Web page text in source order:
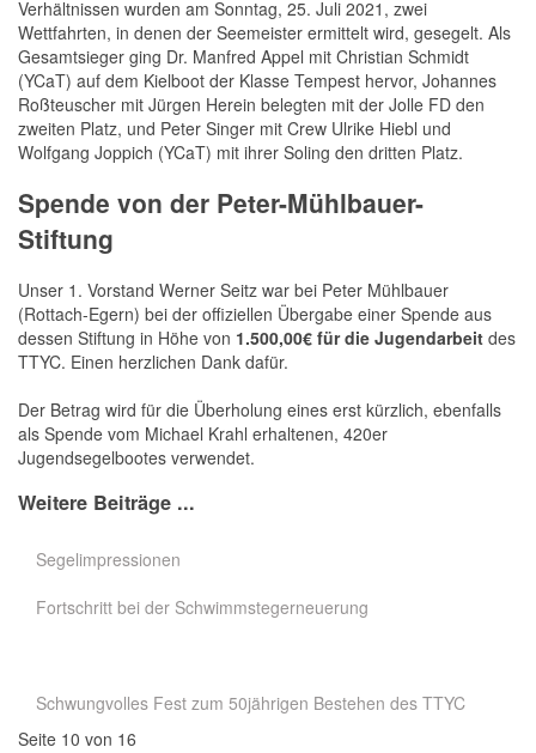
Verhältnissen wurden am Sonntag, 25. Juli 2021, zwei
Wettfahrten, in denen der Seemeister ermittelt wird, gesegelt. Als
Gesamtsieger ging Dr. Manfred Appel mit Christian Schmidt
(YCaT) auf dem Kielboot der Klasse Tempest hervor, Johannes
Roßteuscher mit Jürgen Herein belegten mit der Jolle FD den
zweiten Platz, und Peter Singer mit Crew Ulrike Hiebl und
Wolfgang Joppich (YCaT) mit ihrer Soling den dritten Platz.
Spende von der Peter-Mühlbauer-
Stiftung
Unser 1. Vorstand Werner Seitz war bei Peter Mühlbauer
(Rottach-Egern) bei der offiziellen Übergabe einer Spende aus
dessen Stiftung in Höhe von 1.500,00€ für die Jugendarbeit des
TTYC. Einen herzlichen Dank dafür.
Der Betrag wird für die Überholung eines erst kürzlich, ebenfalls
als Spende vom Michael Krahl erhaltenen, 420er
Jugendsegelbootes verwendet.
Weitere Beiträge ...
Segelimpressionen
Fortschritt bei der Schwimmstegerneuerung
Schwungvolles Fest zum 50jährigen Bestehen des TTYC
Seite 10 von 16